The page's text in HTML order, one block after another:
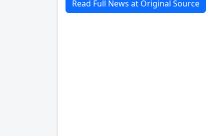
Read Full News at Original Source